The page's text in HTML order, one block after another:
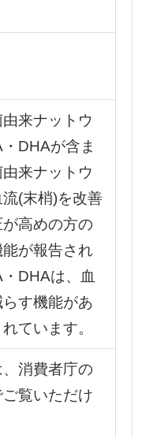
来ナットウ
DHAが含ま
来ナットウ
(末梢)を改善
高めの方の
が報告され
DHAは、血
す機能があ
ています。
消費者庁の
覧いただけ